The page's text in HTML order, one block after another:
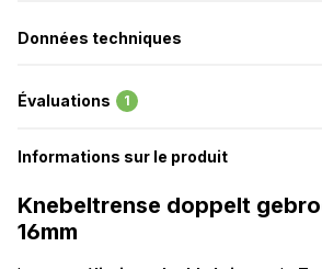
Données techniques
Évaluations 1
Informations sur le produit
Knebeltrense doppelt
16mm